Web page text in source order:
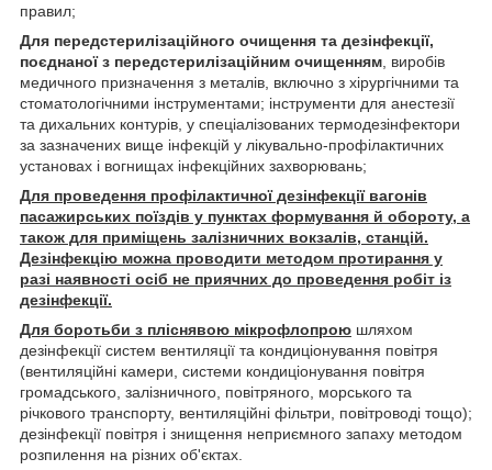
правил;
Для передстерилізаційного очищення та дезінфекції,
поєднаної з передстерилізаційним очищенням , виробів
медичного призначення з металів, включно з хірургічними та
стоматологічними інструментами; інструменти для анестезії
та дихальних контурів, у спеціалізованих термодезінфектори
за зазначених вище інфекцій у лікувально-профілактичних
установах і вогнищах інфекційних захворювань;
Для проведення профілактичної дезінфекції вагонів
пасажирських поїздів у пунктах формування й обороту, а
також для приміщень залізничних вокзалів, станцій.
Дезінфекцію можна проводити методом протирання у
разі наявності осіб не приячних до проведення робіт із
дезінфекції.
Для боротьби з пліснявою мікрофлопрою шляхом
дезінфекції систем вентиляції та кондиціонування повітря
(вентиляційні камери, системи кондиціонування повітря
громадського, залізничного, повітряного, морського та
річкового транспорту, вентиляційні фільтри, повітроводі тощо);
дезінфекції повітря і знищення неприємного запаху методом
розпилення на різних об'єктах.